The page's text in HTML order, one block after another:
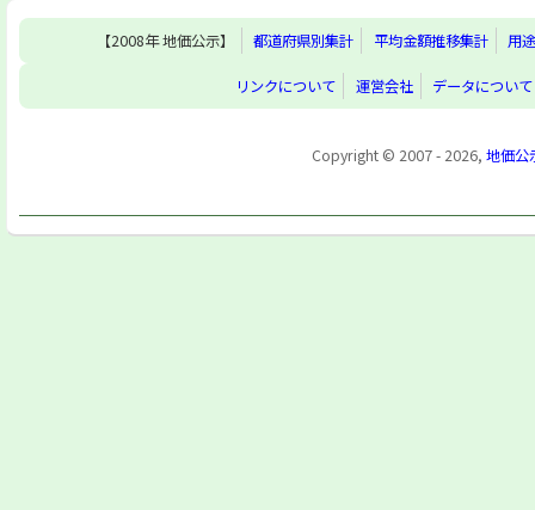
【2008年 地価公示】 都道府県別集計 平均金額推移集計 用
リンクについて 運営会社 データについて
Copyright © 2007 - 2026, 地価公